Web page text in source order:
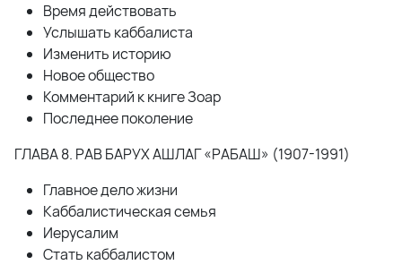
Время действовать
Услышать каббалиста
Изменить историю
Новое общество
Комментарий к книге Зоар
Последнее поколение
ГЛАВА 8. РАВ БАРУХ АШЛАГ «РАБАШ» (1907-1991)
Главное дело жизни
Каббалистическая семья
Иерусалим
Стать каббалистом